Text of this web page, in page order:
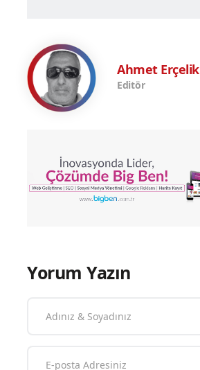
Ahmet Erçelik
Editör
Yorum Yazın